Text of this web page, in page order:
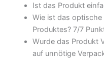
Ist das Produkt
Wie ist das
Produktes? 7/7
Wurde das Produkt
auf unnötige